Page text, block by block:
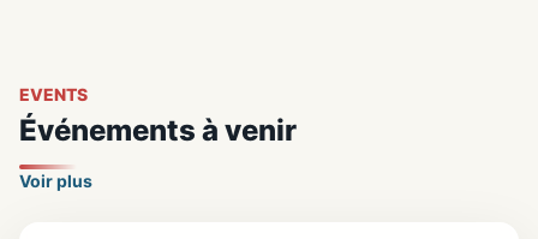
EVENTS
Événements à venir
Voir plus